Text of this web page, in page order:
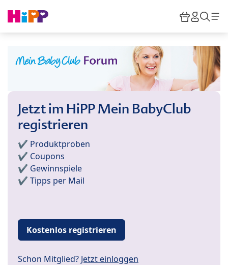
HiPP
Jetzt im HiPP Mein BabyClub
registrieren
✔️ Produktproben
✔️ Coupons
✔️ Gewinnspiele
✔️ Tipps per Mail
Kostenlos registrieren
Schon Mitglied? Jetzt einloggen